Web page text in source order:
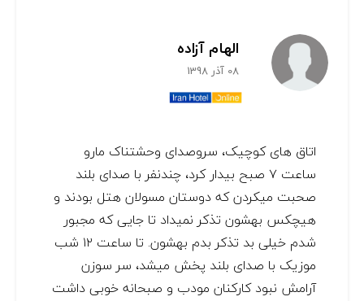
الهام آزاده
08 آذر 1398
اتاق های کوچیک، سروصدای وحشتناک مارو
ساعت ۷ صبح بیدار کرد، چندنفر با صدای بلند
صحبت میکردن که دوستان مسولان هتل بودند و
هیچکس بهشون تذکر نمیداد تا جایی که مجبور
شدم خیلی بد تذکر بدم بهشون. تا ساعت ۱۲ شب
موزیک با صدای بلند پخش میشد، سر سوزن
آرامش نبود کارکنان مودب و صبحانه خوبی داشت